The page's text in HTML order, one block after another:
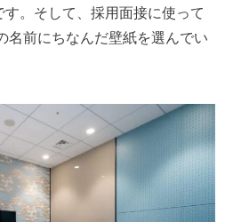
す。そして、採用面接に使って
名前にちなんだ壁紙を選んでい